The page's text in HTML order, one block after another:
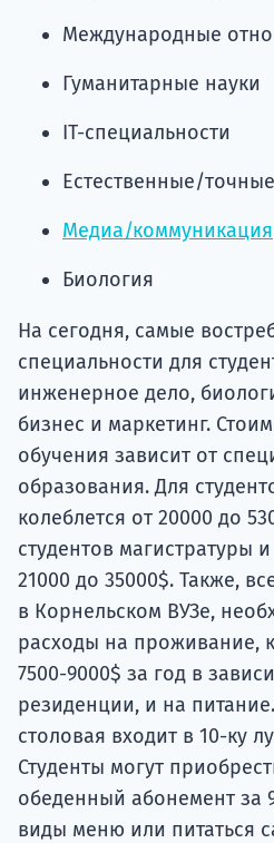
Международные
Гуманитарные науки
IT-специальности
Естественные/
Медиа/коммуникация
Биология
На сегодня, самые
специальности для
инженерное дело,
бизнес и маркетинг.
обучения зависит от
образования. Для
колеблется от 20000 до
студентов магистратуры
21000 до 35000$. Также,
в Корнельском ВУЗе,
расходы на проживание,
7500-9000$ за год в
резиденции, и на
столовая входит в 10-ку
Студенты могут
обеденный абонемент за
виды меню или питаться